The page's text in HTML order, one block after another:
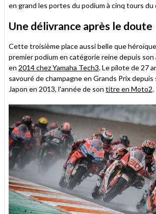
en grand les portes du podium à cinq tours du
Une délivrance après le doute
Cette troisième place aussi belle que
premier podium en catégorie reine depuis
en 2014 chez Yamaha Tech3. Le pilote de 27
savouré de champagne en Grands Prix depuis
Japon en 2013, l'année de son titre en Moto2.